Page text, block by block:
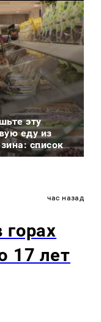
эту
еду из
список
час назад
17 лет